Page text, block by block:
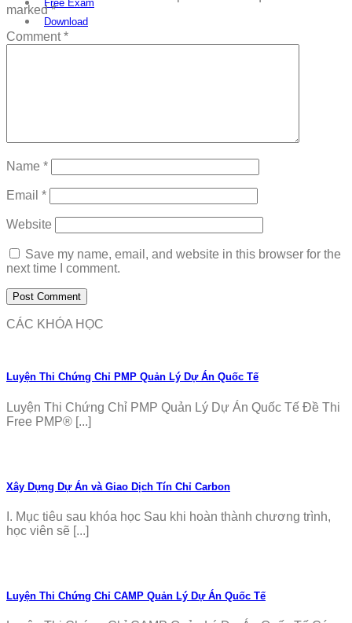
Free Exam
Download
marked*
Comment*
Name *
Email *
Website
Save my name, email, and website in this browser for the
next time I comment.
CÁC KHÓA HỌC
Luyện Thi Chứng Chỉ PMP Quản Lý Dự Án Quốc Tế
Luyện Thi Chứng Chỉ PMP Quản Lý Dự Án Quốc Tế Đề Thi
Free PMP® [...]
Xây Dựng Dự Án và Giao Dịch Tín Chỉ Carbon
I. Mục tiêu sau khóa học Sau khi hoàn thành chương trình,
học viên sẽ [...]
Luyện Thi Chứng Chỉ CAMP Quản Lý Dự Án Quốc Tế